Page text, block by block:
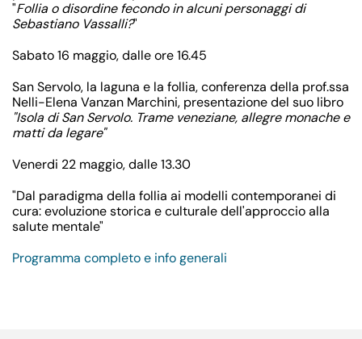
"Follia o disordine fecondo in alcuni personaggi di
Sebastiano Vassalli?"
Sabato 16 maggio, dalle ore 16.45
San Servolo, la laguna e la follia, conferenza della prof.ssa
Nelli-Elena Vanzan Marchini, presentazione del suo libro
"Isola di San Servolo. Trame veneziane, allegre monache e
matti da legare"
Venerdi 22 maggio, dalle 13.30
"Dal paradigma della follia ai modelli contemporanei di
cura: evoluzione storica e culturale dell'approccio alla
salute mentale"
Programma completo e info generali